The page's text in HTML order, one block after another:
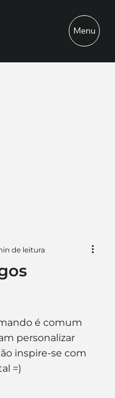
Menu
de leitura
é comum
personalizar
inspire-se com
=)